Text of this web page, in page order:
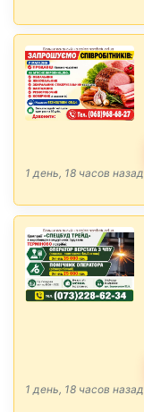
1 день, 18 часов назад
1 день, 18 часов назад